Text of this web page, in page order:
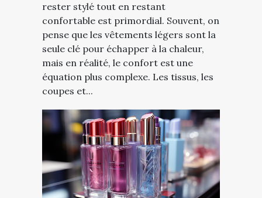
rester stylé tout en restant
confortable est primordial. Souvent, on
pense que les vêtements légers sont la
seule clé pour échapper à la chaleur,
mais en réalité, le confort est une
équation plus complexe. Les tissus, les
coupes et...